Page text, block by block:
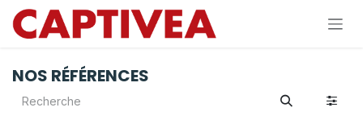
Se rendre au contenu
NOS RÉFÉRENCES